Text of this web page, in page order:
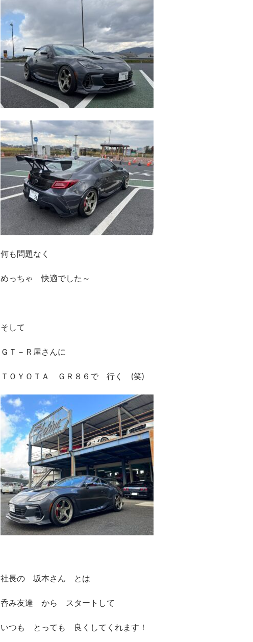
何も問題なく
めっちゃ 快適でした～
そして
ＧＴ－Ｒ屋さんに
ＴＯＹＯＴＡ ＧＲ８６で 行く (笑)
社長の 坂本さん とは
呑み友達 から スタートして
いつも とっても 良くしてくれます！